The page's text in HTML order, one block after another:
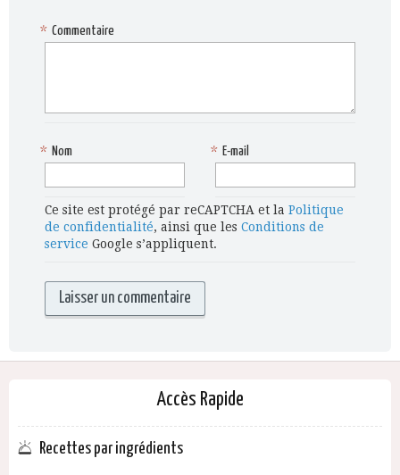
Commentaire
*
Nom
* E-mail
*
Ce site est protégé par reCAPTCHA et la Politique
de confidentialité, ainsi que les Conditions de
service Google s’appliquent.
Accès Rapide
Recettes par ingrédients